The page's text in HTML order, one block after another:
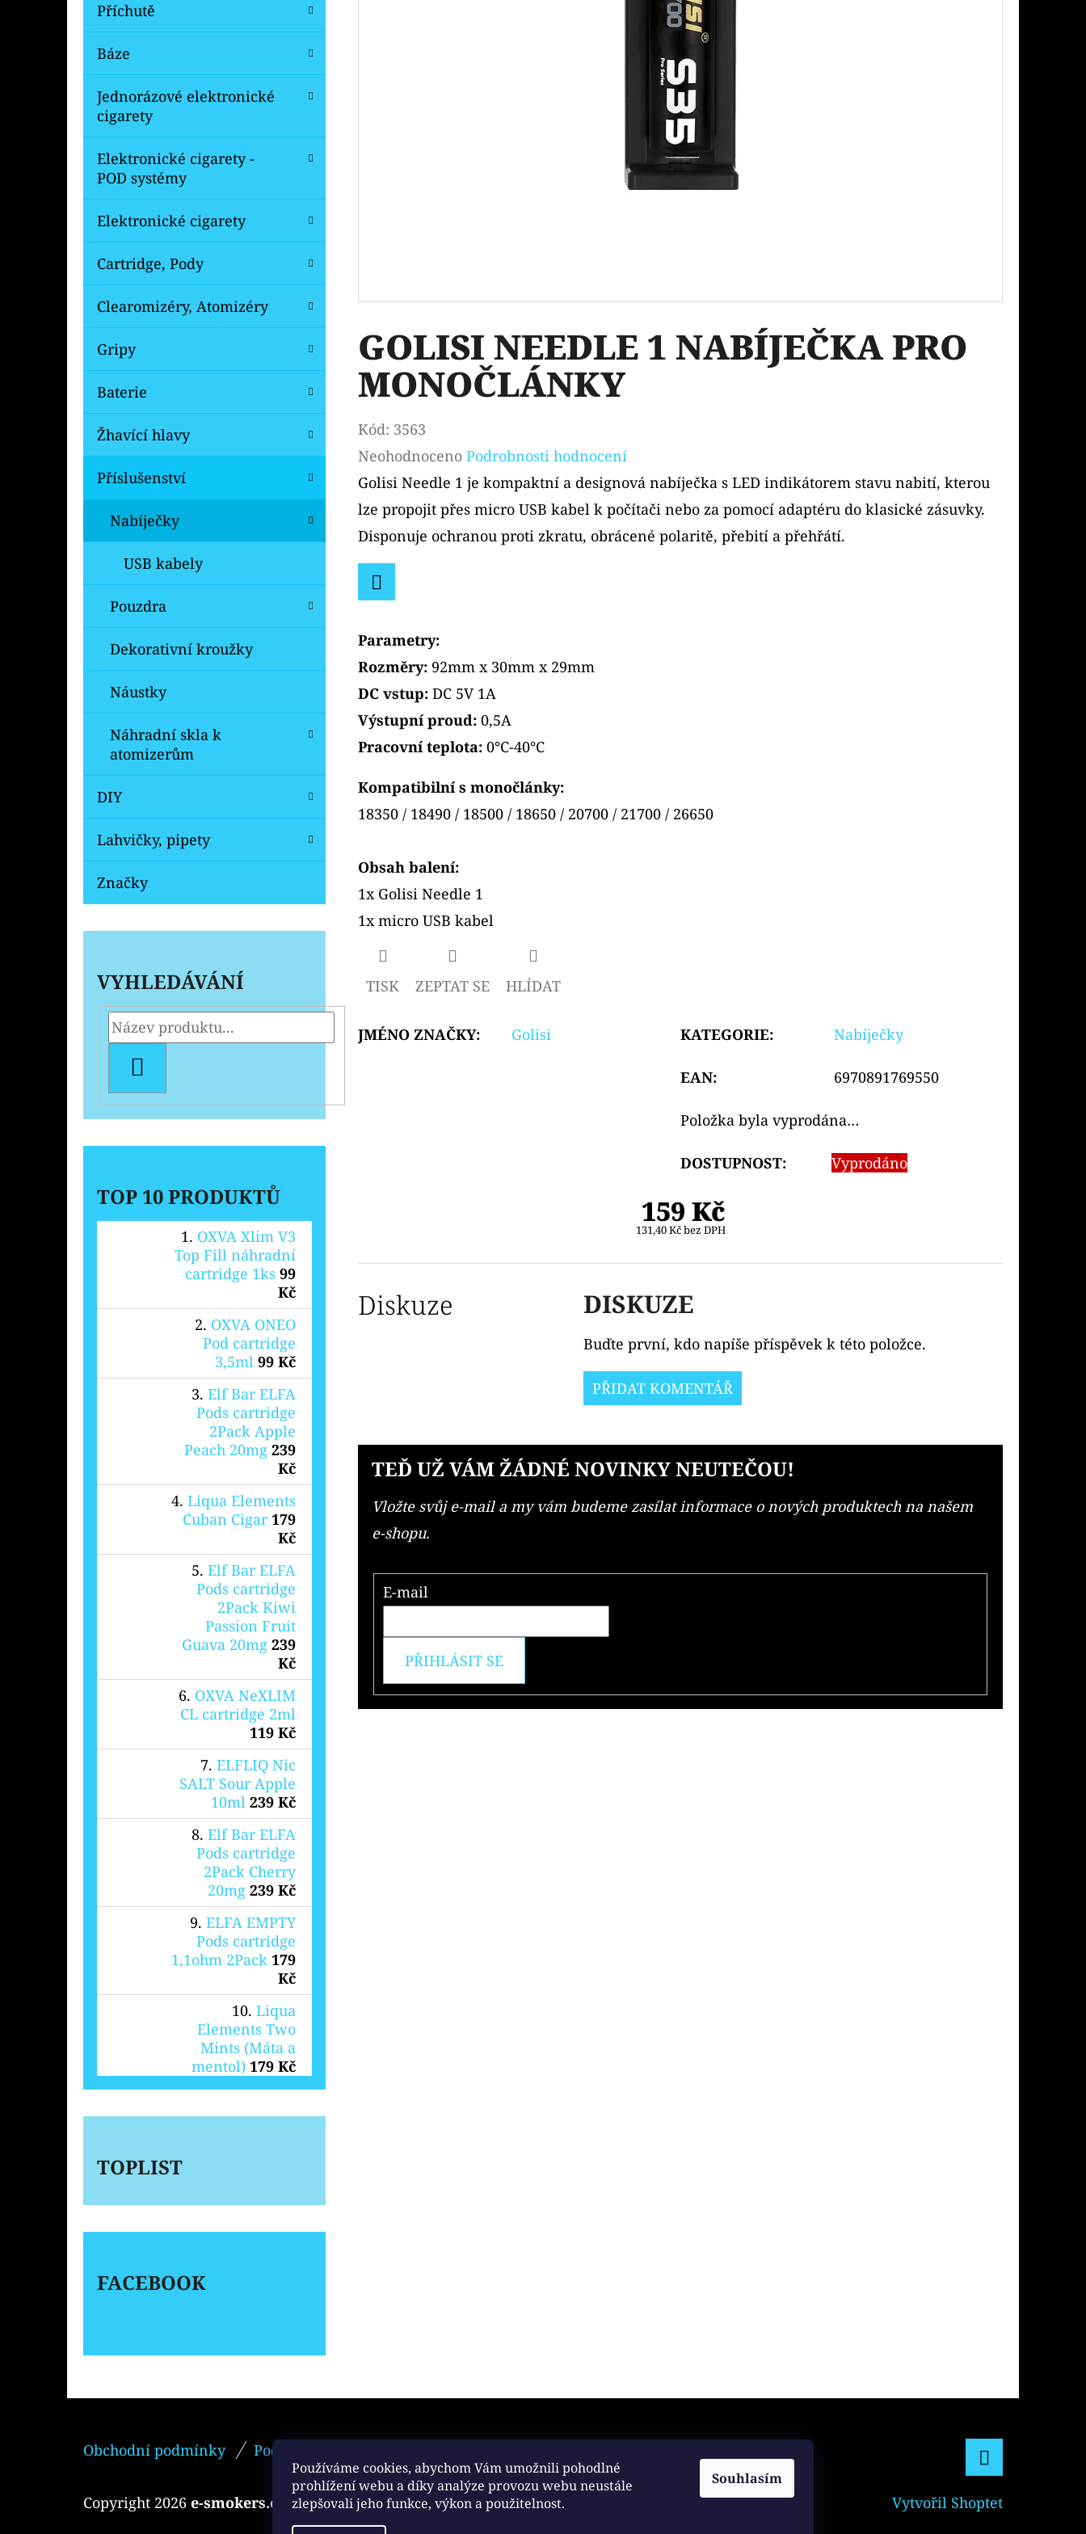
Používáme cookies, abychom Vám umožnili pohodlné
prohlížení webu a díky analýze provozu webu neustále
zlepšovali jeho funkce, výkon a použitelnost.
Souhlasím
N
Příchutě
Báze
Jednorázové elektronické
cigarety
Elektronické cigarety -
POD systémy
Elektronické cigarety
Cartridge, Pody
Clearomizéry, Atomizéry
Gripy
Baterie
Žhavící hlavy
Příslušenství
Nabíječky
USB kabely
Pouzdra
Dekorativní kroužky
Náustky
Náhradní skla k
atomizerům
DIY
Lahvičky, pipety
Značky
VYHLEDÁVÁNÍ
TOP 10 PRODUKTŮ
OXVA Xlim V3
Top Fill náhradní
cartridge 1ks 99
Kč
OXVA ONEO
Pod cartridge
3,5ml 99 Kč
Elf Bar ELFA
Pods cartridge
2Pack Apple
Peach 20mg 239
Kč
Liqua Elements
Cuban Cigar 179
Kč
Elf Bar ELFA
Pods cartridge
2Pack Kiwi
Passion Fruit
Guava 20mg 239
Kč
OXVA NeXLIM
CL cartridge 2ml
119 Kč
ELFLIQ Nic
SALT Sour Apple
10ml 239 Kč
Elf Bar ELFA
Pods cartridge
2Pack Cherry
20mg 239 Kč
ELFA EMPTY
Pods cartridge
1,1ohm 2Pack 179
Kč
Liqua
Elements Two
Mints (Máta a
mentol) 179 Kč
TOPLIST
FACEBOOK
GOLISI NEEDLE 1 NABÍJEČKA PRO
MONOČLÁNKY
Kód: 3563
Průměrné
hodnocení
produktu
je
0,0
hvězdiček.
Neohodnoceno Podrobnosti hodnocení
Golisi Needle 1 je kompaktní a designová nabíječka s LED indikátorem stavu nabití, kterou
lze propojit přes micro USB kabel k počítači nebo za pomocí adaptéru do klasické zásuvky.
Disponuje ochranou proti zkratu, obrácené polaritě, přebití a přehřátí.
Parametry:
Rozměry: 92mm x 30mm x 29mm
DC vstup: DC 5V 1A
Výstupní proud: 0,5A
Pracovní teplota: 0°C-40°C
Kompatibilní s monočlánky:
18350 / 18490 / 18500 / 18650 / 20700 / 21700 / 26650
Obsah balení:
1x Golisi Needle 1
1x micro USB kabel
TISK ZEPTAT SE HLÍDAT
JMÉNO ZNAČKY: Golisi KATEGORIE: Nabíječky
EAN: 6970891769550
Položka byla vyprodána…
DOSTUPNOST: Vyprodáno
159 Kč
131,40 Kč bez DPH
Diskuze DISKUZE
Buďte první, kdo napíše příspěvek k této položce.
PŘIDAT KOMENTÁŘ
TEĎ UŽ VÁM ŽÁDNÉ NOVINKY NEUTEČOU!
Vložte svůj e-mail a my vám budeme zasílat informace o nových produktech na našem
e-shopu.
E-mail
PŘIHLÁSIT SE
OXVA XLIM V3 TOP FILL NÁHRADNÍ
99 Kč
Původně:109 Kč
ELF BAR ELFA PODS CARTRIDGE
2PACK APPLE PEACH 20MG
239 Kč
Obchodní podmínky
Podmínky ochrany osobních údajů
Vytvořil Shoptet
Copyright 2026 e-smokers.cz . Všechna práva vyhrazena.